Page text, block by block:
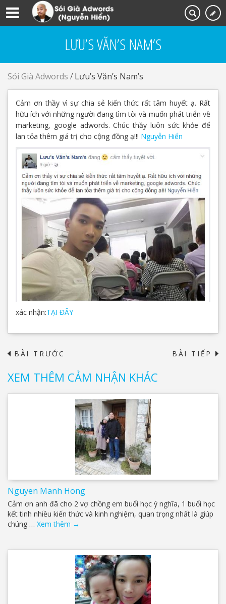
LƯU’S VĂN’S NAM’S
Sói Già Adwords / Lưu’s Văn’s Nam’s
Cảm ơn thầy vì sự chia sẻ kiến thức rất tâm huyết ạ. Rất
hữu ích với những người đang tìm tòi và muốn phát triển về
marketing, google adwords. Chúc thầy luôn sức khỏe để
lan tỏa thêm giá trị cho cộng đồng ạ!!! Nguyễn Hiển
xác nhận:TẠI ĐÂY
BÀI TRƯỚC BÀI TIẾP →
XEM THÊM CẢM NHẬN KHÁC
Nguyen Manh Hong
Cảm ơn anh đã cho 2 vợ chồng em buổi học ý nghĩa, 1 buổi học
kết tinh nhiều kiến thức và kinh nghiệm, quan trọng nhất là giúp
chúng … Xem thêm →